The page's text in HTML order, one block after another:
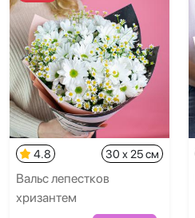
4.8 30 x 25 см
Вальс лепестков
хризантем